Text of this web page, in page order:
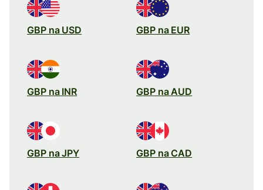
GBP na USD GBP na EUR
GBP na INR GBP na AUD
GBP na JPY GBP na CAD